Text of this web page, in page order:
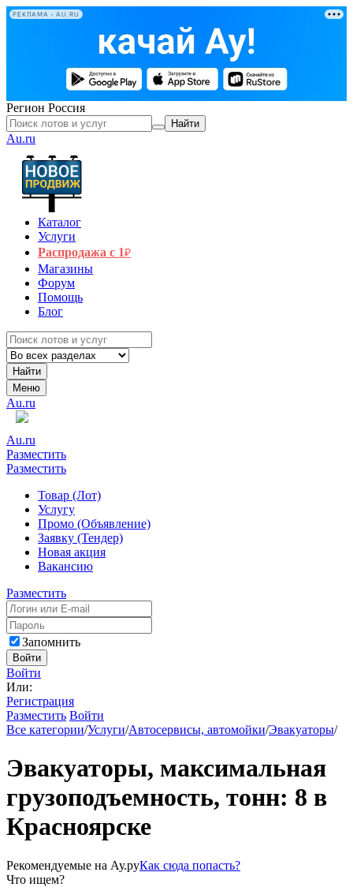
РЕКЛАМА • AU.RU
Регион Россия
Найти
Au.ru
Каталог
Услуги
Распродажа с 1₽
Магазины
Форум
Помощь
Блог
Найти
Меню
Au.ru
Au.ru
Разместить
Разместить
Товар (Лот)
Услугу
Промо (Объявление)
Заявку (Тендер)
Новая акция
Вакансию
Разместить
Запомнить
Войти
Войти
Или:
Регистрация
Разместить Войти
Все категории/Услуги/Автосервисы, автомойки/Эвакуаторы/
Эвакуаторы, максимальная
грузоподъемность, тонн: 8 в
Красноярске
Рекомендуемые на Ау.руКак сюда попасть?
Что ищем?